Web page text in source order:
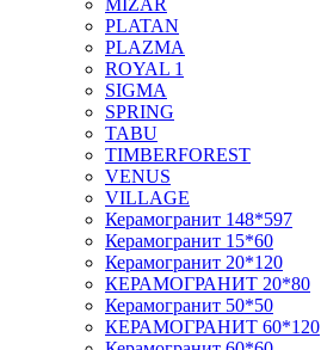
MIZAR
PLATAN
PLAZMA
ROYAL 1
SIGMA
SPRING
TABU
TIMBERFOREST
VENUS
VILLAGE
Керамогранит 148*597
Керамогранит 15*60
Керамогранит 20*120
КЕРАМОГРАНИТ 20*80
Керамогранит 50*50
КЕРАМОГРАНИТ 60*120